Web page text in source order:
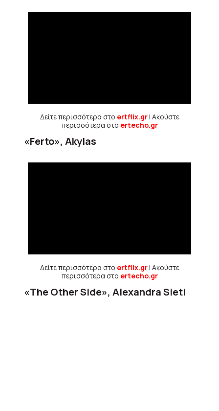
Δείτε περισσότερα στο ertflix.gr| Ακούστε
περισσότερα στο ertecho.gr
«Ferto», Akylas
Δείτε περισσότερα στο ertflix.gr| Ακούστε
περισσότερα στο ertecho.gr
«The Other Side», Alexandra Sieti